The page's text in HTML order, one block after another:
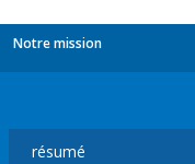
Notre mission